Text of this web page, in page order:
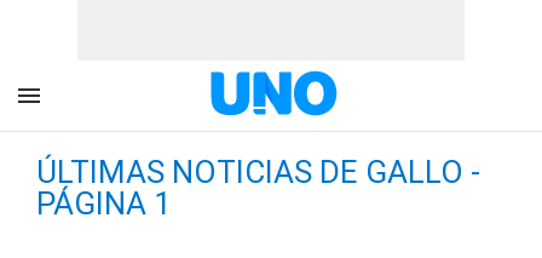
ÚLTIMAS NOTICIAS DE GALLO -
PÁGINA 1